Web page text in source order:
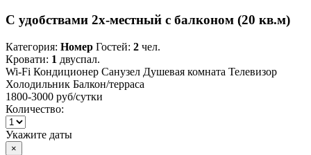
С удобствами 2х-местный с балконом (20 кв.м)
Категория: Номер Гостей: 2 чел.
Кровати: 1 двуспал.
Wi-Fi Кондиционер Санузел Душевая комната Телевизор
Холодильник Балкон/терраса
1800-3000 руб/сутки
Количество:
Укажите даты
×